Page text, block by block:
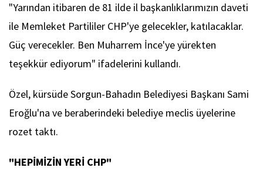
"Yarından itibaren de 81 ilde il başkanlıklarımızın daveti
ile Memleket Partililer CHP'ye gelecekler, katılacaklar.
Güç verecekler. Ben Muharrem İnce'ye yürekten
teşekkür ediyorum" ifadelerini kullandı.
Özel, kürsüde Sorgun-Bahadın Belediyesi Başkanı Sami
Eroğlu'na ve beraberindeki belediye meclis üyelerine
rozet taktı.
"HEPİMİZİN YERİ CHP"